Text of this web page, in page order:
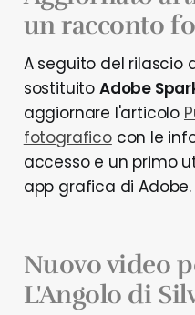
Ghost
Vero, il sostituto
fotografi?
Adobe rilascia
Lightroom,
un racconto
A seguito del rilascio
sostituito Adobe
aggiornare l'articolo
fotograficocon le
accesso e un primo
app grafica di Adobe.
Nuovo video
L'Angolo di